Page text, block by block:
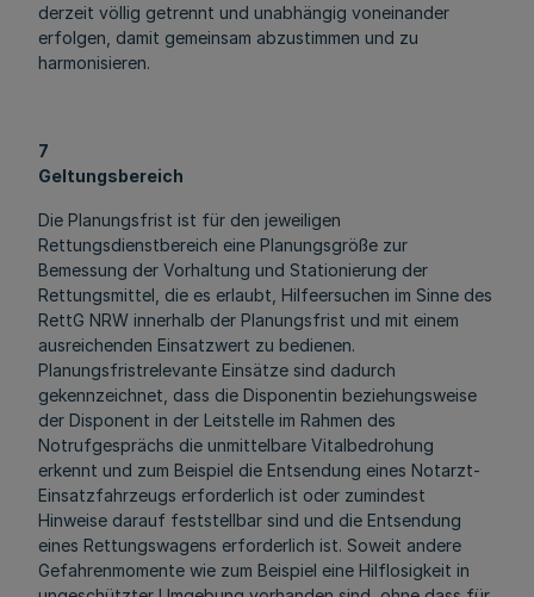
derzeit völlig getrennt und unabhängig voneinander
erfolgen, damit gemeinsam abzustimmen und zu
harmonisieren.
7
Geltungsbereich
Die Planungsfrist ist für den jeweiligen
Rettungsdienstbereich eine Planungsgröße zur
Bemessung der Vorhaltung und Stationierung der
Rettungsmittel, die es erlaubt, Hilfeersuchen im Sinne des
RettG NRW innerhalb der Planungsfrist und mit einem
ausreichenden Einsatzwert zu bedienen.
Planungsfristrelevante Einsätze sind dadurch
gekennzeichnet, dass die Disponentin beziehungsweise
der Disponent in der Leitstelle im Rahmen des
Notrufgesprächs die unmittelbare Vitalbedrohung
erkennt und zum Beispiel die Entsendung eines Notarzt-
Einsatzfahrzeugs erforderlich ist oder zumindest
Hinweise darauf feststellbar sind und die Entsendung
eines Rettungswagens erforderlich ist. Soweit andere
Gefahrenmomente wie zum Beispiel eine Hilflosigkeit in